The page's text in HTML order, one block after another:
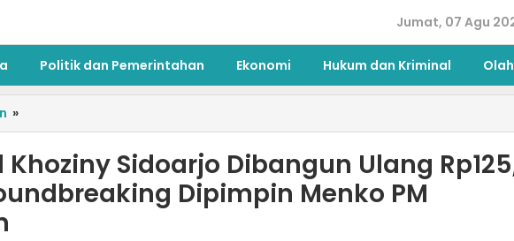
Jumat, 07 Agu
Politik dan Pemerintahan Ekonomi Hukum dan Kriminal
»
Khoziny Sidoarjo Dibangun Ulang
Dipimpin Menko PM